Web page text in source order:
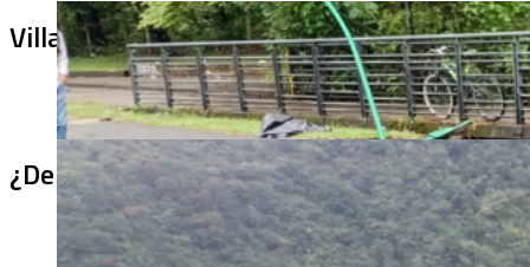
Villa Julia no puede tapar el problema:
¿De qué sirve un puente terminado si no